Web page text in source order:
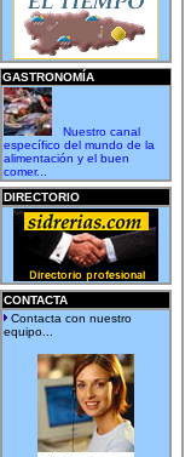
GASTRONOMÍA
Nuestro canal
específico del mundo de la
alimentación y el buen
comer...
DIRECTORIO
CONTACTA
Contacta con nuestro
equipo...